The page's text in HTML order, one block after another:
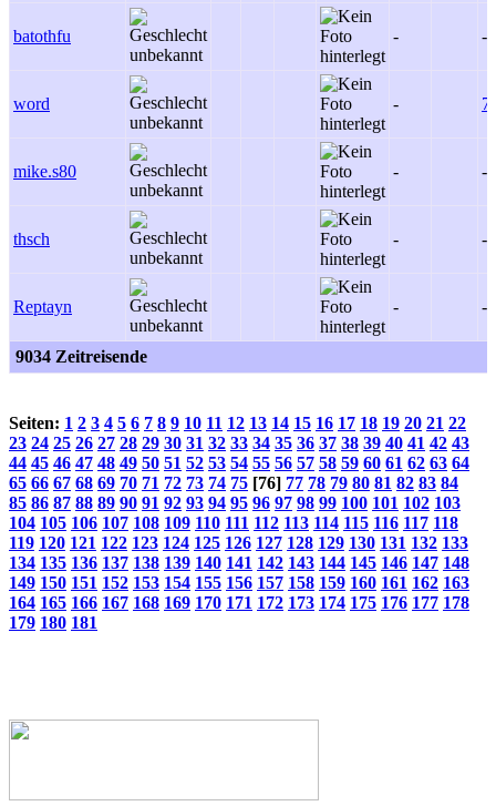
batothfu - -
word - 7
mike.s80 - -
thsch - -
Reptayn - -
9034 Zeitreisende
Seiten: 1 2 3 4 5 6 7 8 9 10 11 12 13 14 15 16 17 18 19 20 21 22
23 24 25 26 27 28 29 30 31 32 33 34 35 36 37 38 39 40 41 42 43
44 45 46 47 48 49 50 51 52 53 54 55 56 57 58 59 60 61 62 63 64
65 66 67 68 69 70 71 72 73 74 75 [76] 77 78 79 80 81 82 83 84
85 86 87 88 89 90 91 92 93 94 95 96 97 98 99 100 101 102 103
104 105 106 107 108 109 110 111 112 113 114 115 116 117 118
119 120 121 122 123 124 125 126 127 128 129 130 131 132 133
134 135 136 137 138 139 140 141 142 143 144 145 146 147 148
149 150 151 152 153 154 155 156 157 158 159 160 161 162 163
164 165 166 167 168 169 170 171 172 173 174 175 176 177 178
179 180 181